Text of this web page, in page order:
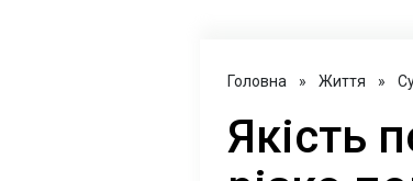
Головна » Життя »
Якість